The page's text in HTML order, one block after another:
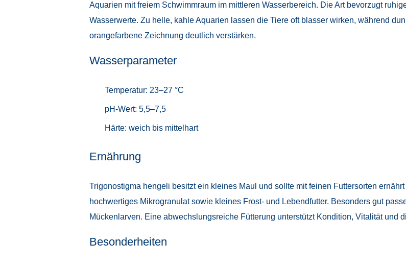
Aquarien mit freiem Schwimmraum im mittleren Wasserbereich. Die Art bevorzugt
Wasserwerte. Zu helle, kahle Aquarien lassen die Tiere oft blasser wirken, während
orangefarbene Zeichnung deutlich verstärken.
Wasserparameter
Temperatur: 23–27 °C
pH-Wert: 5,5–7,5
Härte: weich bis mittelhart
Ernährung
Trigonostigma hengeli besitzt ein kleines Maul und sollte mit feinen Futtersorten
hochwertiges Mikrogranulat sowie kleines Frost- und Lebendfutter. Besonders gut
Mückenlarven. Eine abwechslungsreiche Fütterung unterstützt Kondition, Vitalität und
Besonderheiten